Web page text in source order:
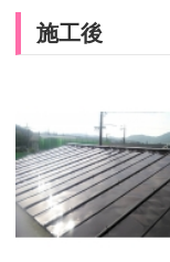
施工後